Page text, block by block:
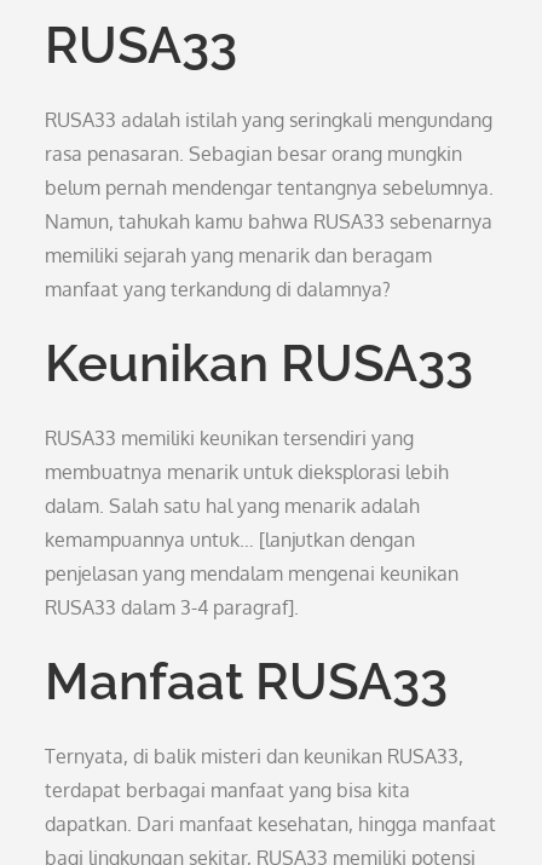
RUSA33
RUSA33 adalah istilah yang seringkali mengundang
rasa penasaran. Sebagian besar orang mungkin
belum pernah mendengar tentangnya sebelumnya.
Namun, tahukah kamu bahwa RUSA33 sebenarnya
memiliki sejarah yang menarik dan beragam
manfaat yang terkandung di dalamnya?
Keunikan RUSA33
RUSA33 memiliki keunikan tersendiri yang
membuatnya menarik untuk dieksplorasi lebih
dalam. Salah satu hal yang menarik adalah
kemampuannya untuk… [lanjutkan dengan
penjelasan yang mendalam mengenai keunikan
RUSA33 dalam 3-4 paragraf].
Manfaat RUSA33
Ternyata, di balik misteri dan keunikan RUSA33,
terdapat berbagai manfaat yang bisa kita
dapatkan. Dari manfaat kesehatan, hingga manfaat
bagi lingkungan sekitar, RUSA33 memiliki potensi